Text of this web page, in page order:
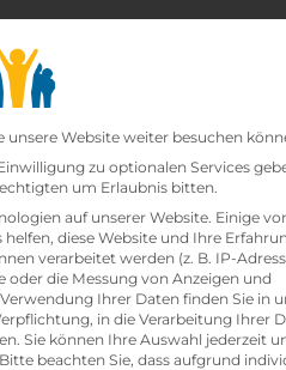
search
Datenschutz-
Website weiter besuchen
zu optionalen Services
um Erlaubnis bitten.
auf unserer Website. Einige
diese Website und Ihre
verarbeitet werden (z. B. IP-
oder die Messung von Anzeigen und
Ihrer Daten finden Sie in
in die Verarbeitung Ihrer
Sie können Ihre Auswahl jederzeit
Bitte beachten Sie, dass aufgrund